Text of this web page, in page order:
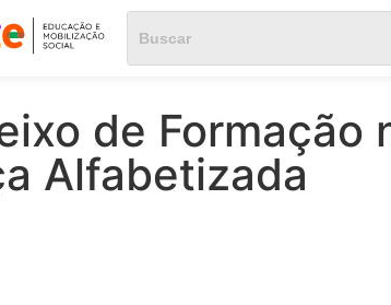
de Formação
Alfabetizada